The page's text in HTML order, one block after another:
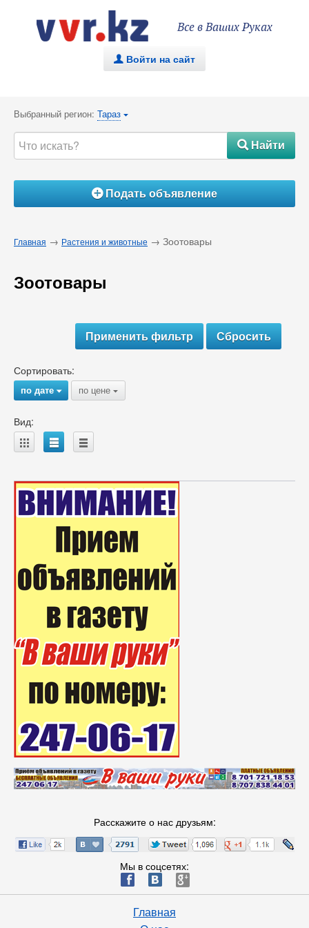
Все в Ваших Руках
. Войти на сайт
Выбранный регион: Тараз {
#Найти
ÁПодать объявление
Главная → Растения и животные → Зоотовары
Зоотовары
Сортировать:
по дате{ по цене {
Вид:
A B C
Расскажите о нас друзьям:
Мы в соцсетях:
ä æ è
Главная